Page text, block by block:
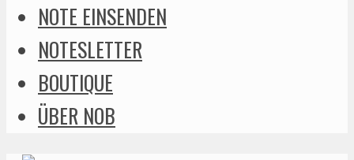
NOTE EINSENDEN
NOTESLETTER
BOUTIQUE
ÜBER NOB